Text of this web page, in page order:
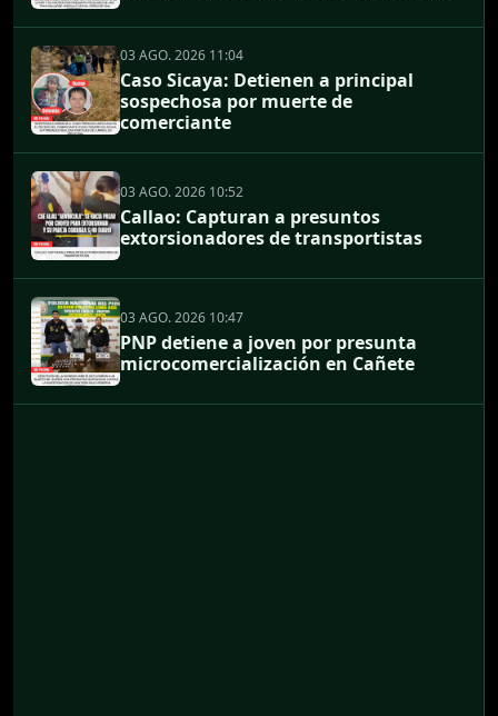
03 AGO. 2026 11:04
Caso Sicaya: Detienen a principal
sospechosa por muerte de
comerciante
03 AGO. 2026 10:52
Callao: Capturan a presuntos
extorsionadores de transportistas
03 AGO. 2026 10:47
PNP detiene a joven por presunta
microcomercialización en Cañete